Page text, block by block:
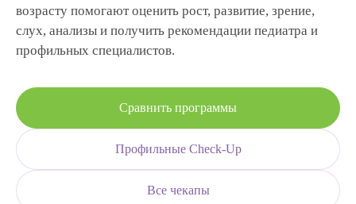
возрасту помогают оценить рост, развитие, зрение,
слух, анализы и получить рекомендации педиатра и
профильных специалистов.
Сравнить программы
Профильные Check-Up
Все чекапы